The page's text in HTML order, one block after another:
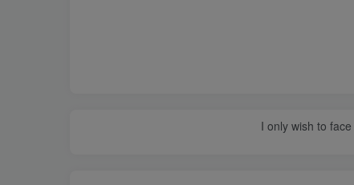
I only wish to